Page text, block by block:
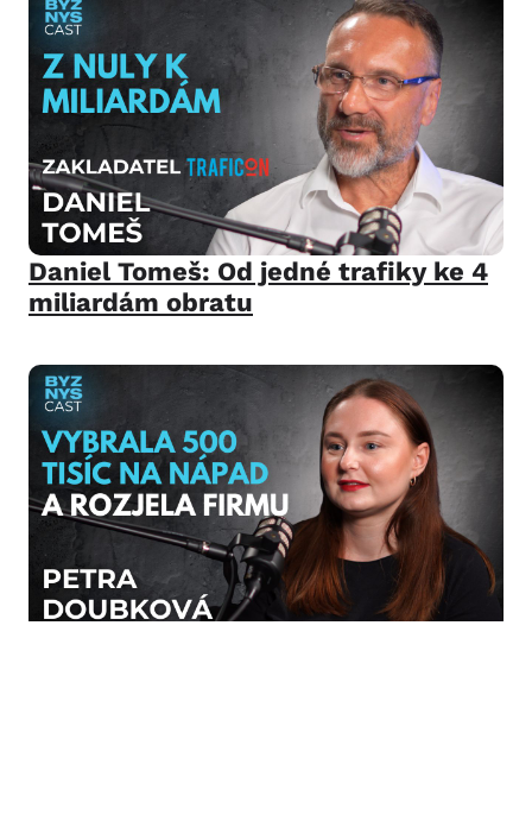
Daniel Tomeš: Od jedné trafiky ke 4
miliardám obratu